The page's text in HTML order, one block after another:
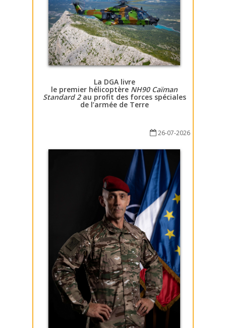
La DGA livre
le premier hélicoptère NH90 Caïman
Standard 2au profit des forces spéciales
de l’armée de Terre
26-07-2026